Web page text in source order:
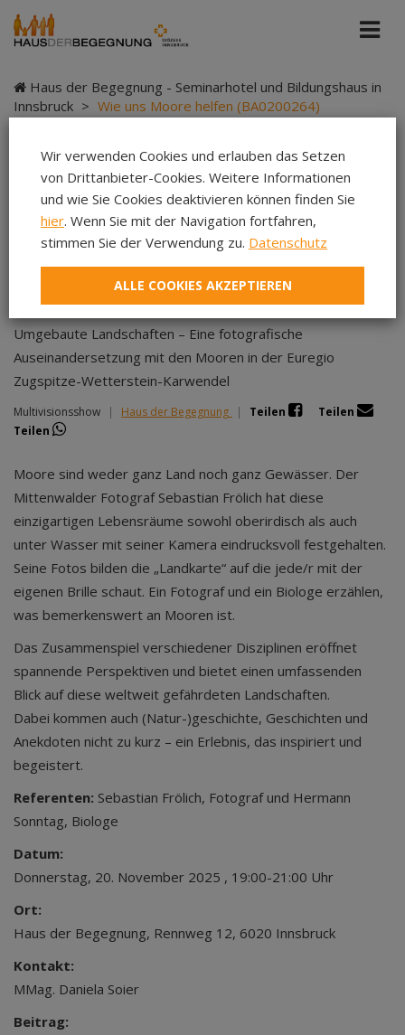
Haus der Begegnung - Seminarhotel und Bildungshaus in
Innsbruck > Wie uns Moore helfen (BA0200264)
Wie uns Moore helfen
(BA0200264)
Umgebaute Landschaften – Eine fotografische
Auseinandersetzung mit den Mooren in der Euregio
Zugspitze-Wetterstein-Karwendel
Multivisionsshow | Haus der Begegnung | Teilen
Teilen
Teilen
Moore sind weder ganz Land noch ganz Gewässer. Der
Mittenwalder Fotograf Sebastian Frölich hat diese
einzigartigen Lebensräume sowohl oberirdisch als auch
unter Wasser mit seiner Kamera eindrucksvoll festgehalten.
Seine Fotos bilden die „Landkarte“ auf die jede/r mit der
eigenen Brille schaut. Ein Fotograf und ein Biologe erzählen,
was bemerkenswert an Mooren ist.
Das Zusammenspiel verschiedener Disziplinen eröffnet
spannende Perspektiven und bietet einen umfassenden
Blick auf diese weltweit gefährdeten Landschaften.
Dabei kommen auch (Natur-)geschichte, Geschichten und
Anekdoten nicht zu kurz – ein Erlebnis, das inspiriert und
begeistert.
Referenten: Sebastian Frölich, Fotograf und Hermann
Sonntag, Biologe
Datum:
Donnerstag, 20. November 2025 , 19:00-21:00 Uhr
Ort:
Haus der Begegnung, Rennweg 12, 6020 Innsbruck
Kontakt:
MMag. Daniela Soier
Beitrag:
Wir verwenden Cookies und erlauben das Setzen
von Drittanbieter-Cookies. Weitere Informationen
und wie Sie Cookies deaktivieren können finden Sie
hier. Wenn Sie mit der Navigation fortfahren,
stimmen Sie der Verwendung zu. Datenschutz
ALLE COOKIES AKZEPTIEREN